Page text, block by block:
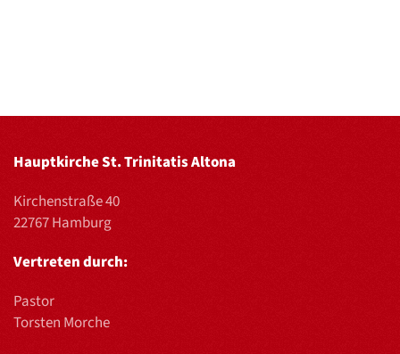
Hauptkirche St. Trinitatis Altona
Kirchenstraße 40
22767 Hamburg
Vertreten durch:
Pastor
Torsten Morche